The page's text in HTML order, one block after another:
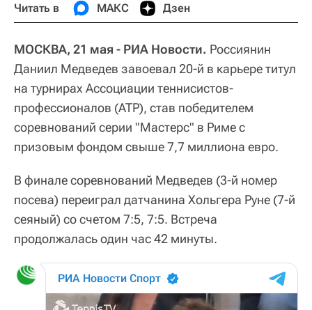
Читать в МАКС Дзен
МОСКВА, 21 мая - РИА Новости. Россиянин
Даниил Медведев завоевал 20-й в карьере титул
на турнирах Ассоциации теннисистов-
профессионалов (ATP), став победителем
соревнований серии "Мастерс" в Риме с
призовым фондом свыше 7,7 миллиона евро.
В финале соревнований Медведев (3-й номер
посева) переиграл датчанина Хольгера Руне (7-й
сеяный) со счетом 7:5, 7:5. Встреча
продолжалась один час 42 минуты.